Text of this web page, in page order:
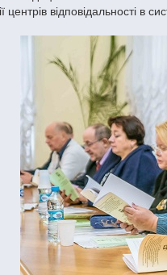
центрів відповідальності в